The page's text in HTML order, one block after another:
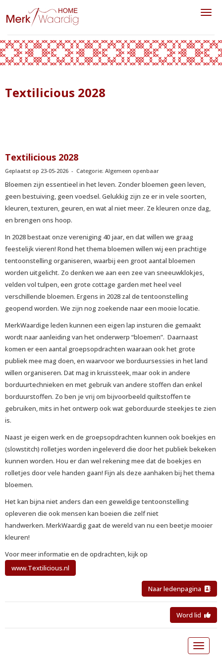
Textilicious 2028
Textilicious 2028
Geplaatst op 23-05-2026 - Categorie: Algemeen openbaar
Bloemen zijn essentieel in het leven. Zonder bloemen geen leven,
geen bestuiving, geen voedsel. Gelukkig zijn ze er in vele soorten,
kleuren, texturen, geuren, en wat al niet meer. Ze kleuren onze dag,
en brengen ons hoop.
In 2028 bestaat onze vereniging 40 jaar, en dat willen we graag
feestelijk vieren! Rond het thema bloemen willen wij een prachtige
tentoonstelling organiseren, waarbij een groot aantal bloemen
worden uitgelicht. Zo denken we aan een zee van sneeuwklokjes,
velden vol tulpen, een grote cottage garden met heel veel
verschillende bloemen. Ergens in 2028 zal de tentoonstelling
geopend worden. We zijn nog zoekende naar een mooie locatie.
MerkWaardige leden kunnen een eigen lap insturen die gemaakt
wordt naar aanleiding van het onderwerp “bloemen”. Daarnaast
komen er een aantal groepsopdrachten waaraan ook het grote
publiek mee mag doen, en waarvoor we borduursessies in het land
willen organiseren. Dat mag in kruissteek, maar ook in andere
borduurtechnieken en met gebruik van andere stoffen dan enkel
borduurstoffen. Zo ben je vrij om bijvoorbeeld quiltstoffen te
gebruiken, mits in het ontwerp ook wat geborduurde steekjes te zien
is.
Naast je eigen werk en de groepsopdrachten kunnen ook boekjes en
(slowstitch) rolletjes worden ingeleverd die door het publiek bekeken
kunnen worden. Hou er dan wel rekening mee dat de boekjes en
rolletjes door vele handen gaan! Fijn als deze aanhaken bij het thema
bloemen.
Het kan bijna niet anders dan een geweldige tentoonstelling
opleveren die ook mensen kan boeien die zelf niet
handwerken. MerkWaardig gaat de wereld van nu een beetje mooier
kleuren!
Voor meer informatie en de opdrachten, kijk op
www.Textilicious.nl
Naar ledenpagina
Word lid
Toggle